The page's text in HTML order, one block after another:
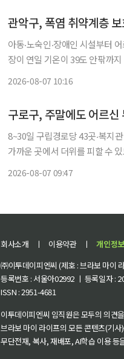
관악구, 폭염 취약계층
아동‧노숙인‧장애인 시설부터 어르신 쉼터까
장이 연일 기온이 39도 안팎까
2026-08-07 10:16
구로구, 주말에도 어르
8~30일 구립경로당 43곳‧복지관 4개 확대 서울특별시 구로구는 어르신
가까운 곳에서 더위를 피할 수 있도
2026-08-07 09:47
회사소개 ㅣ 이용약관 ㅣ 개인정
㈜이투데이피엔씨 (제호 : 브라보 마이
등록번호 : 서울아02992 ㅣ 등록일자 :
ISSN : 2951-4681
이투데이피엔씨 임직원은 모두의 의견
브라보 마이 라이프의 모든 콘텐츠(기
무단전재, 복사, 재배포, AI학습 이용 등